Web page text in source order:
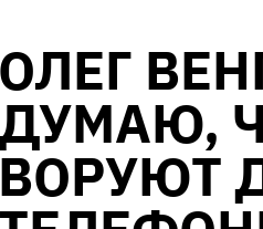
ОЛЕГ
ВОРУЮТ